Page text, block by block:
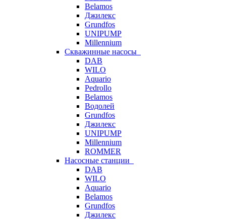
Belamos
Джилекс
Grundfos
UNIPUMP
Millennium
Скважинные насосы
DAB
WILO
Aquario
Pedrollo
Belamos
Водолей
Grundfos
Джилекс
UNIPUMP
Millennium
ROMMER
Насосные станции
DAB
WILO
Aquario
Belamos
Grundfos
Джилекс